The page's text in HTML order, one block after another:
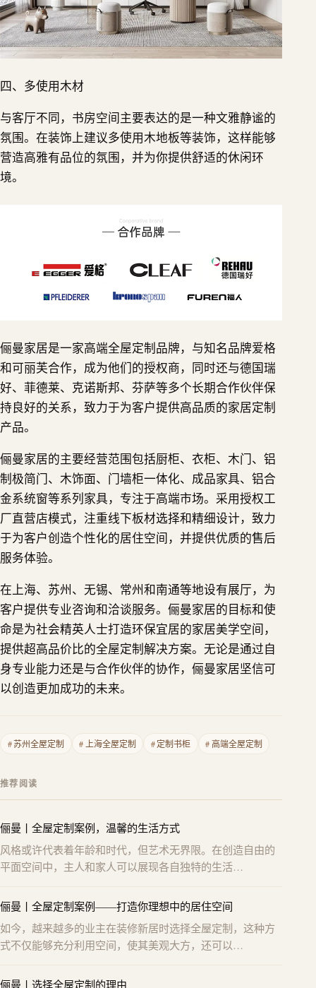
四、多使用木材
与客厅不同，书房空间主要表达的是一种文雅静谧的
氛围。在装饰上建议多使用木地板等装饰，这样能够
营造高雅有品位的氛围，并为你提供舒适的休闲环
境。
俪曼家居是一家高端全屋定制品牌，与知名品牌爱格
和可丽芙合作，成为他们的授权商，同时还与德国瑞
好、菲德莱、克诺斯邦、芬萨等多个长期合作伙伴保
持良好的关系，致力于为客户提供高品质的家居定制
产品。
俪曼家居的主要经营范围包括厨柜、衣柜、木门、铝
制极简门、木饰面、门墙柜一体化、成品家具、铝合
金系统窗等系列家具，专注于高端市场。采用授权工
厂直营店模式，注重线下板材选择和精细设计，致力
于为客户创造个性化的居住空间，并提供优质的售后
服务体验。
在上海、苏州、无锡、常州和南通等地设有展厅，为
客户提供专业咨询和洽谈服务。俪曼家居的目标和使
命是为社会精英人士打造环保宜居的家居美学空间，
提供超高品价比的全屋定制解决方案。无论是通过自
身专业能力还是与合作伙伴的协作，俪曼家居坚信可
以创造更加成功的未来。
#苏州全屋定制 # 上海全屋定制 # 定制书柜 #高端全屋定制
推荐阅读
俪曼丨全屋定制案例，温馨的生活方式
风格或许代表着年龄和时代，但艺术无界限。在创造自由的
平面空间中，主人和家人可以展现各自独特的生活…
俪曼丨全屋定制案例——打造你理想中的居住空间
如今，越来越多的业主在装修新居时选择全屋定制，这种方
式不仅能够充分利用空间，使其美观大方，还可以…
俪曼丨选择全屋定制的理由